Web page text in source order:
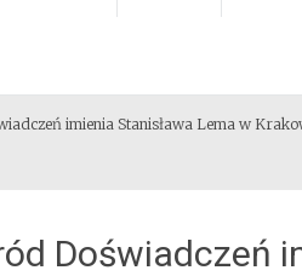
imienia Stanisława Lema w
Doświadczeń